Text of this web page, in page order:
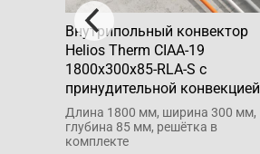
Внутрипольный конвектор
Helios Therm CIAA-19
1800x300x85-RLA-S с
принудительной конвекцией
Длина 1800 мм, ширина 300 мм,
глубина 85 мм, решётка в
комплекте